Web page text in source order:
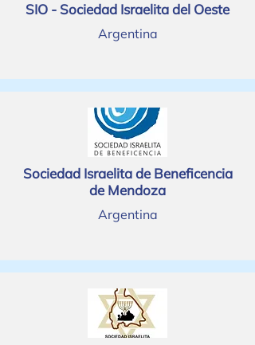
SIO - Sociedad Israelita del Oeste
Argentina
Sociedad Israelita de Beneficencia
de Mendoza
Argentina